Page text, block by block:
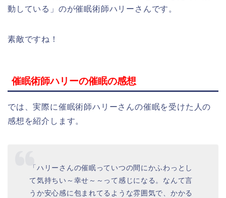
動している」のが催眠術師ハリーさんです。
素敵ですね！
催眠術師ハリーの催眠の感想
では、実際に催眠術師ハリーさんの催眠を受けた人の
感想を紹介します。
「ハリーさんの催眠っていつの間にかふわっとし
て気持ちい～幸せ～～って感じになる。なんて言
うか安心感に包まれてるような雰囲気で、かかる